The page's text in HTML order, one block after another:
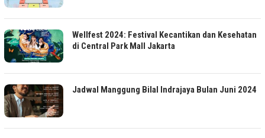
Wellfest 2024: Festival Kecantikan dan Kesehatan
di Central Park Mall Jakarta
Jadwal Manggung Bilal Indrajaya Bulan Juni 2024